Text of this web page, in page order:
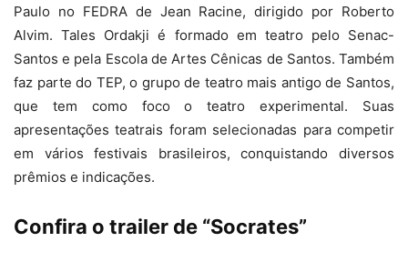
Paulo no FEDRA de Jean Racine, dirigido por Roberto
Alvim. Tales Ordakji é formado em teatro pelo Senac-
Santos e pela Escola de Artes Cênicas de Santos. Também
faz parte do TEP, o grupo de teatro mais antigo de Santos,
que tem como foco o teatro experimental. Suas
apresentações teatrais foram selecionadas para competir
em vários festivais brasileiros, conquistando diversos
prêmios e indicações.
Confira o trailer de “Socrates”